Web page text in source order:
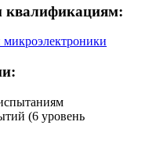
квалификациям:
(6 уровень